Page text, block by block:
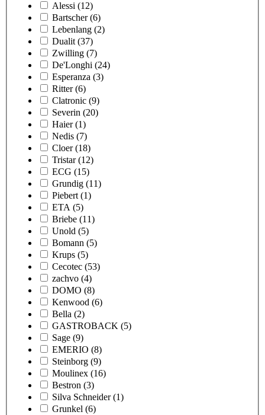
Alessi (12)
Bartscher (6)
Lebenlang (2)
Dualit (37)
Zwilling (7)
De'Longhi (24)
Esperanza (3)
Ritter (6)
Clatronic (9)
Severin (20)
Haier (1)
Nedis (7)
Cloer (18)
Tristar (12)
ECG (15)
Grundig (11)
Piebert (1)
ETA (5)
Briebe (11)
Unold (5)
Bomann (5)
Krups (5)
Cecotec (53)
zachvo (4)
DOMO (8)
Kenwood (6)
Bella (2)
GASTROBACK (5)
Sage (9)
EMERIO (8)
Steinborg (9)
Moulinex (16)
Bestron (3)
Silva Schneider (1)
Grunkel (6)